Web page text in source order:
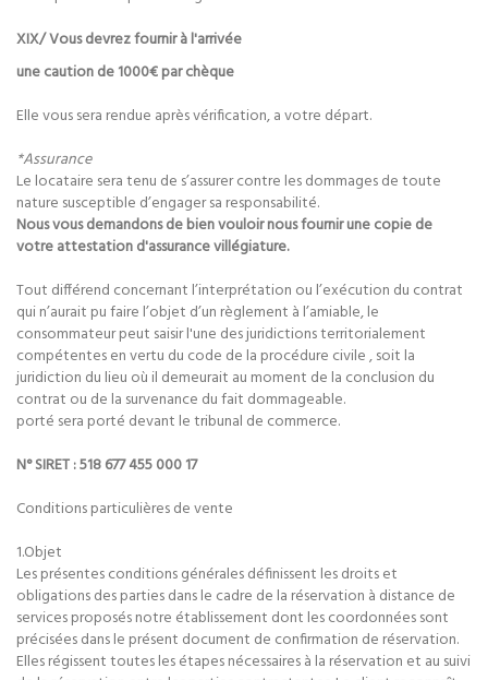
XIX/ Vous devrez fournir à l'arrivée
une caution de 1000€ par chèque
Elle vous sera rendue après vérification, a votre départ.
*Assurance
Le locataire sera tenu de s’assurer contre les dommages de toute
nature susceptible d’engager sa responsabilité.
Nous vous demandons de bien vouloir nous fournir une copie de
votre attestation d'assurance villégiature.
Tout différend concernant l’interprétation ou l’exécution du contrat
qui n’aurait pu faire l’objet d’un règlement à l’amiable, le
consommateur peut saisir l'une des juridictions territorialement
compétentes en vertu du code de la procédure civile , soit la
juridiction du lieu où il demeurait au moment de la conclusion du
contrat ou de la survenance du fait dommageable.
porté sera porté devant le tribunal de commerce.
N° SIRET : 518 677 455 000 17
Conditions particulières de vente
1.Objet
Les présentes conditions générales définissent les droits et
obligations des parties dans le cadre de la réservation à distance de
services proposés notre établissement dont les coordonnées sont
précisées dans le présent document de confirmation de réservation.
Elles régissent toutes les étapes nécessaires à la réservation et au suivi